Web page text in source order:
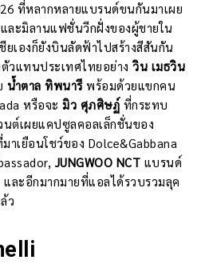
ที่หลากหลายแบรนด์ขนกันมาเผย
ละมิลานแฟชั่นวีกฝั่งของผู้ชายใน
ยเองก็ยังบินลัดฟ้าไปสร้างสีสันกัน
วแทนประเทศไทยอย่าง วิน เมธวิน
น้ำตาล ทิพนารีพร้อมด้วยแขกคน
หรือจะ มิว ศุภศิษฏ์ ที่กระทบ
นต์เผยแคปซูลคอลเล็กชั่นของ
าเยือนโชว์ของ Dolce&Gabbana
JUNGWOO NCT แบรนด์
ละอีกมากมายที่แอลได้รวบรวมลุค
ว